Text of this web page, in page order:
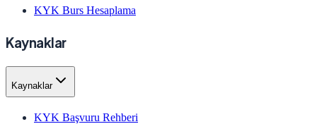
KYK Burs Hesaplama
Kaynaklar
Kaynaklar
KYK Başvuru Rehberi